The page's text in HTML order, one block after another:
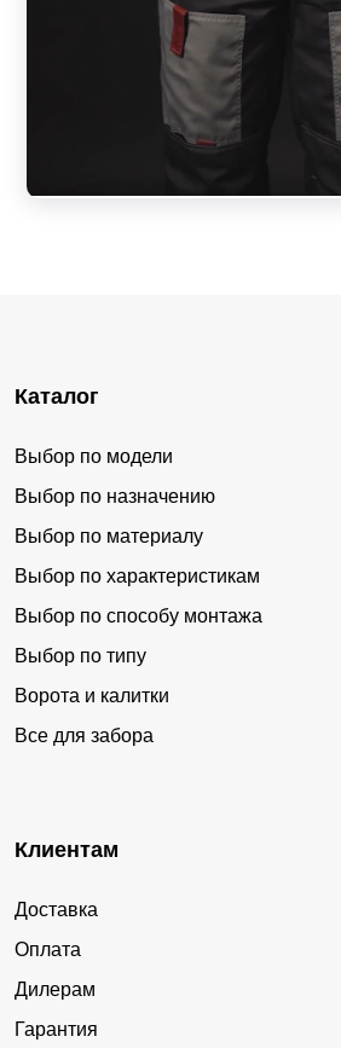
Каталог
Выбор по модели
Выбор по назначению
Выбор по материалу
Выбор по характеристикам
Выбор по способу монтажа
Выбор по типу
Ворота и калитки
Все для забора
Клиентам
Доставка
Оплата
Дилерам
Гарантия